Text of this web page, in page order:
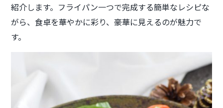
紹介します。フライパン一つで完成する簡単なレシピな
がら、食卓を華やかに彩り、豪華に見えるのが魅力で
す。